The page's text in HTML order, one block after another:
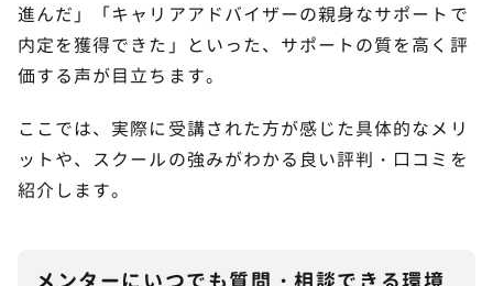
進んだ」「キャリアアドバイザーの親身なサポートで
内定を獲得できた」といった、サポートの質を高く評
価する声が目立ちます。
ここでは、実際に受講された方が感じた具体的なメリ
ットや、スクールの強みがわかる良い評判・口コミを
紹介します。